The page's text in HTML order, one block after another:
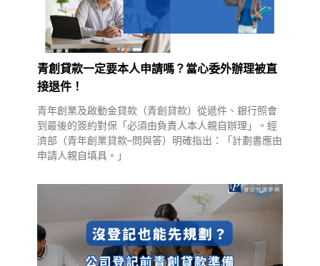
青創貸款一定要本人申請嗎？當心委外辦理被直
接退件！
青年創業及啟動金貸款（青創貸款）從遞件、銀行照會
到最後的簽約對保「必須由負責人本人親自辦理」。經
濟部（青年創業貸款–問與答）明確指出：「計劃書應由
申請人親自填具。」